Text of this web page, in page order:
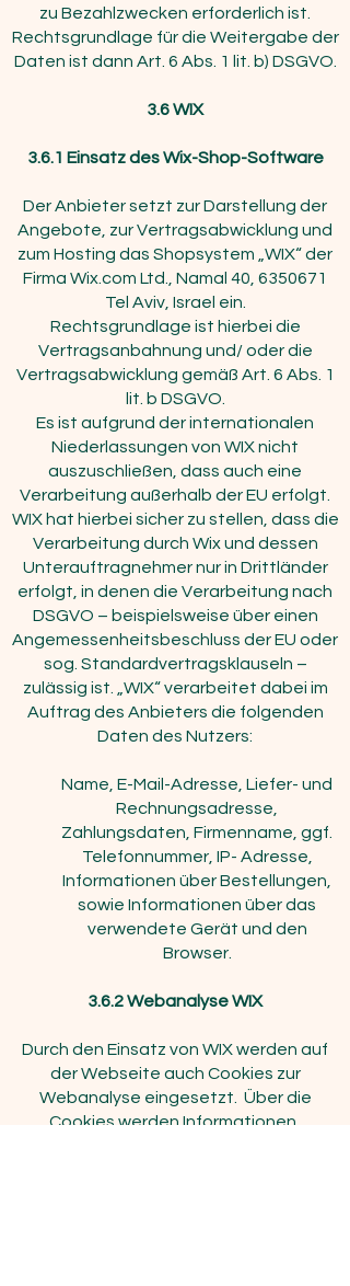
zu Bezahlzwecken erforderlich ist.
Rechtsgrundlage für die Weitergabe der
Daten ist dann Art. 6 Abs. 1 lit. b) DSGVO.
3.6WIX
3.6.1 Einsatz des Wix-Shop-Software
Der Anbieter setzt zur Darstellung der
Angebote, zur Vertragsabwicklung und
zum Hosting das Shopsystem „WIX“ der
Firma Wix.com Ltd., Namal 40, 6350671
Tel Aviv, Israel ein.
Rechtsgrundlage ist hierbei die
Vertragsanbahnung und/ oder die
Vertragsabwicklung gemäß Art. 6 Abs. 1
lit. b DSGVO.
Es ist aufgrund der internationalen
Niederlassungen von WIX nicht
auszuschließen, dass auch eine
Verarbeitung außerhalb der EU erfolgt.
WIX hat hierbei sicher zu stellen, dass die
Verarbeitung durch Wix und dessen
Unterauftragnehmer nur in Drittländer
erfolgt, in denen die Verarbeitung nach
DSGVO – beispielsweise über einen
Angemessenheitsbeschluss der EU oder
sog. Standardvertragsklauseln –
zulässig ist. „WIX“ verarbeitet dabei im
Auftrag des Anbieters die folgenden
Daten des Nutzers:
Name, E-Mail-Adresse, Liefer- und
Rechnungsadresse,
Zahlungsdaten, Firmenname, ggf.
Telefonnummer, IP- Adresse,
Informationen über Bestellungen,
sowie Informationen über das
verwendete Gerät und den
Browser.
3.6.2 Webanalyse WIX
Durch den Einsatz von WIX werden auf
der Webseite auch Cookies zur
Webanalyse eingesetzt. Über die
Cookies werden Informationen,